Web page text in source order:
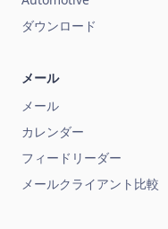
ダウンロード
メール
メール
カレンダー
フィードリーダー
メールクライアント比較